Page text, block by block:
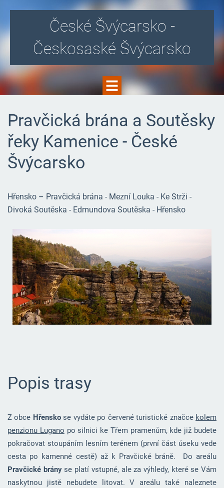
České Švýcarsko -
Českosaské Švýcarsko
Pravčická brána a Soutěsky
řeky Kamenice - České
Švýcarsko
Hřensko – Pravčická brána - Mezní Louka - Ke Strži -
Divoká Soutěska - Edmundova Soutěska - Hřensko
Popis trasy
Z obce Hřenskose vydáte po červené turistické značce kolem
penzionu Lugano po silnici ke Třem pramenům, kde již budete
pokračovat stoupáním lesním terénem (první část úseku vede
cesta po kamenné cestě) až k Pravčické bráně. Do areálu
Pravčické brányse platí vstupné, ale za výhledy, které se Vám
naskytnou jistě nebudete litovat. V areálu také naleznete